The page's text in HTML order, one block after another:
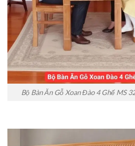
Bộ Bàn Ăn Gỗ Xoan Đào 4 Ghế MS